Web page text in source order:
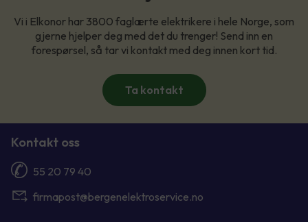
Vi i Elkonor har 3800 faglærte elektrikere i hele Norge, som
gjerne hjelper deg med det du trenger! Send inn en
forespørsel, så tar vi kontakt med deg innen kort tid.
Ta kontakt
Kontakt oss
55 20 79 40
firmapost@bergenelektroservice.no